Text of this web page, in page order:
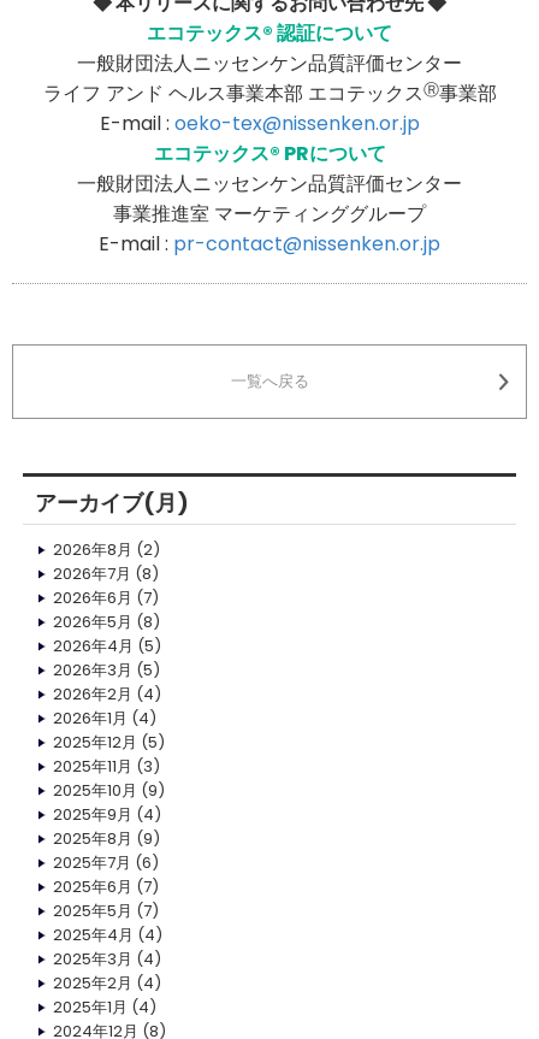
エコテックス® 認証について
一般財団法人ニッセンケン品質評価センター
ライフ アンド ヘルス事業本部 エコテックスⓇ事業部
E-mail : oeko-tex@nissenken.or.jp
エコテックス® PRについて
一般財団法人ニッセンケン品質評価センター
事業推進室 マーケティンググループ
E-mail : pr-contact@nissenken.or.jp
一覧へ戻る
アーカイブ(月)
2026年8月 (2)
2026年7月 (8)
2026年6月 (7)
2026年5月 (8)
2026年4月 (5)
2026年3月 (5)
2026年2月 (4)
2026年1月 (4)
2025年12月 (5)
2025年11月 (3)
2025年10月 (9)
2025年9月 (4)
2025年8月 (9)
2025年7月 (6)
2025年6月 (7)
2025年5月 (7)
2025年4月 (4)
2025年3月 (4)
2025年2月 (4)
2025年1月 (4)
2024年12月 (8)